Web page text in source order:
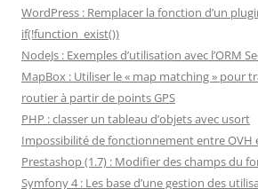
WordPress : Remplacer la fonction d’un
if(!function_exist())
NodeJs : Exemples d’utilisation avec l’ORM
MapBox : Utiliser le « map matching » pour
routier à partir de points GPS
PHP : classer un tableau d’objets avec usort
Impossibilité de fonctionnement entre OVH
Prestashop (1.7) : Modifier des champs du
Symfony 4 : Les base d’une gestion des